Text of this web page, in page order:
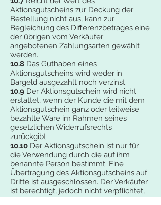
Aktionsgutscheins zur Deckung der
Bestellung nicht aus, kann zur
Begleichung des Differenzbetrages eine
der übrigen vom Verkäufer
angebotenen Zahlungsarten gewählt
werden.
10.8 Das Guthaben eines
Aktionsgutscheins wird weder in
Bargeld ausgezahlt noch verzinst.
10.9 Der Aktionsgutschein wird nicht
erstattet, wenn der Kunde die mit dem
Aktionsgutschein ganz oder teilweise
bezahlte Ware im Rahmen seines
gesetzlichen Widerrufsrechts
zurückgibt.
10.10 Der Aktionsgutschein ist nur für
die Verwendung durch die auf ihm
benannte Person bestimmt. Eine
Übertragung des Aktionsgutscheins auf
Dritte ist ausgeschlossen. Der Verkäufer
ist berechtigt, jedoch nicht verpflichtet,
die materielle Anspruchsberechtigung